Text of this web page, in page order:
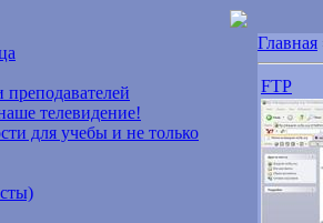
преподавателей
телевидение!
для учебы и не только
Главная
FTP